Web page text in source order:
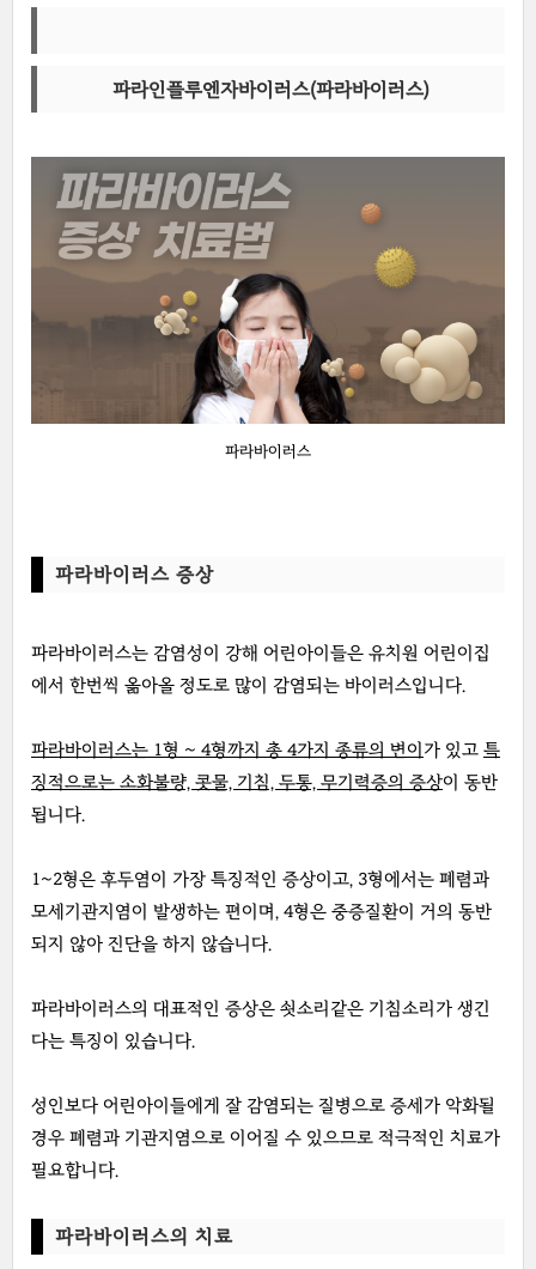
파라인플루엔자바이러스(파라바이러스)
파라바이러스
파라바이러스 증상
파라바이러스는 감염성이 강해 어린아이들은 유치원 어린이집
에서 한번씩 옮아올 정도로 많이 감염되는 바이러스입니다.
파라바이러스는 1형 ~ 4형까지 총 4가지 종류의 변이가 있고 특
징적으로는 소화불량, 콧물, 기침, 두통, 무기력증의 증상이 동반
됩니다.
1~2형은 후두염이 가장 특징적인 증상이고, 3형에서는 폐렴과
모세기관지염이 발생하는 편이며, 4형은 중증질환이 거의 동반
되지 않아 진단을 하지 않습니다.
파라바이러스의 대표적인 증상은 쇳소리같은 기침소리가 생긴
다는 특징이 있습니다.
성인보다 어린아이들에게 잘 감염되는 질병으로 증세가 악화될
경우 폐렴과 기관지염으로 이어질 수 있으므로 적극적인 치료가
필요합니다.
파라바이러스의 치료